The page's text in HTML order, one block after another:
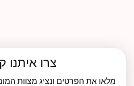
צרו איתנו
מלאו את הפרטים ונציג מצוות